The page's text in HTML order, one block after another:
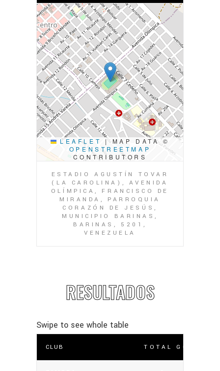
LEAFLET |MAP DATA ©
OPENSTREETMAP
CONTRIBUTORS
ESTADIO AGUSTÍN TOVAR
(LA CAROLINA), AVENIDA
OLÍMPICA, FRANCISCO DE
MIRANDA, PARROQUIA
CORAZÓN DE JESÚS,
MUNICIPIO BARINAS,
BARINAS, 5201,
VENEZUELA
RESULTADOS
CLUB TOTAL GOLES